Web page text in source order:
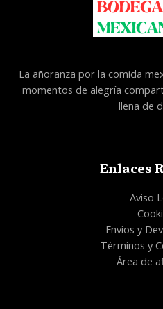
La añoranza por la comida
momentos de alegría
llena de
Enlaces
Aviso
Envíos y
Términos y
Área de